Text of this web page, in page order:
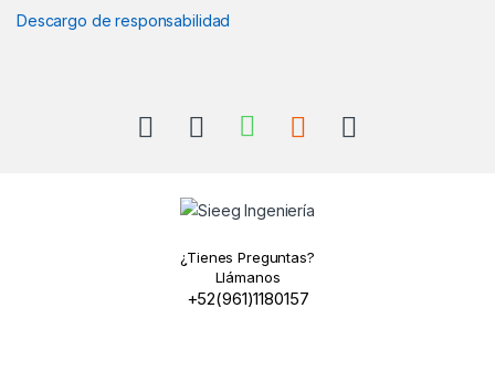
Descargo de responsabilidad
¿Tienes Preguntas?
Llámanos
+52(961)1180157